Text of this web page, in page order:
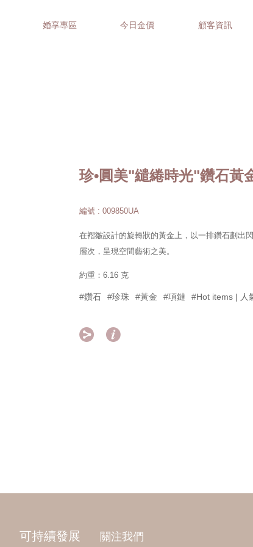
婚享專區 今日金價 顧客資訊
珍•圓美"繾綣時光"鑽石黃
編號 : 009850UA
在褶皺設計的旋轉狀的黃金上，以一排鑽石劃出
層次，呈現空間藝術之美。
約重：6.16 克
#鑽石 #珍珠 #黃金 #項鏈 #Hot items | 人
 
可持續發展 關注我們